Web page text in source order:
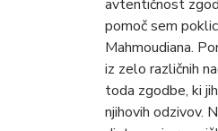
avtentičnost
pomoč sem
Mahmoudiana.
iz zelo različnih
toda zgodbe, ki
njihovih odzivov.